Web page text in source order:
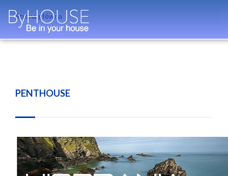
Strona główna
PENTHOUSE